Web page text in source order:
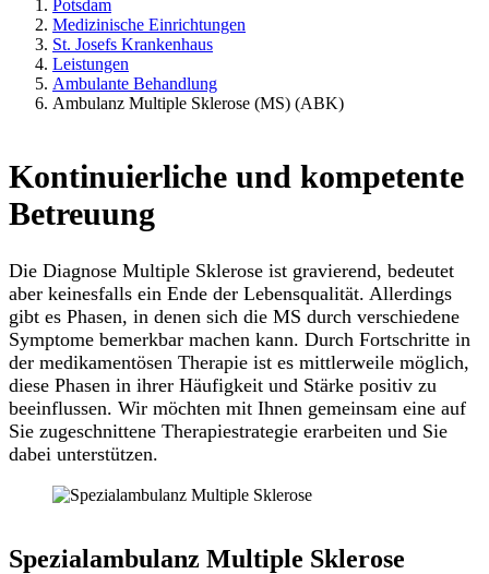
Potsdam
Medizinische Einrichtungen
St. Josefs Krankenhaus
Leistungen
Ambulante Behandlung
Ambulanz Multiple Sklerose (MS) (ABK)
Kontinuierliche und kompetente
Betreuung
Die Diagnose Multiple Sklerose ist gravierend, bedeutet
aber keinesfalls ein Ende der Lebensqualität. Allerdings
gibt es Phasen, in denen sich die MS durch verschiedene
Symptome bemerkbar machen kann. Durch Fortschritte in
der medikamentösen Therapie ist es mittlerweile möglich,
diese Phasen in ihrer Häufigkeit und Stärke positiv zu
beeinflussen. Wir möchten mit Ihnen gemeinsam eine auf
Sie zugeschnittene Therapiestrategie erarbeiten und Sie
dabei unterstützen.
Spezialambulanz Multiple Sklerose